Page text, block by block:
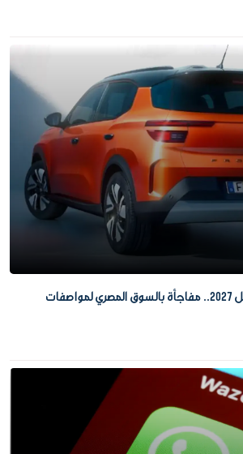
سعر اوبل فرونتيرا موديل 2027.. مفاجأة بالسوق المصري لمواصفات